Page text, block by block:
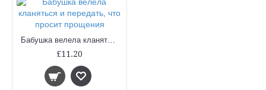
Бабушка велела кланяться и передать, что просит прощения
£11.20